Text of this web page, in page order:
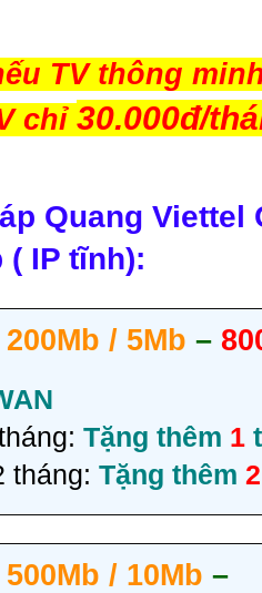
TV thông
chỉ 30.000đ/
Quang Viettel
( IP tĩnh):
200Mb / 5Mb –
Tặng thêm 1
tháng: Tặng thêm 2
500Mb / 10Mb –